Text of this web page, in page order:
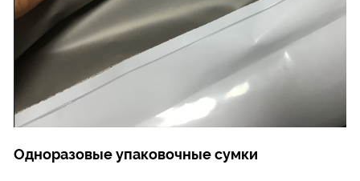
Одноразовые упаковочные сумки